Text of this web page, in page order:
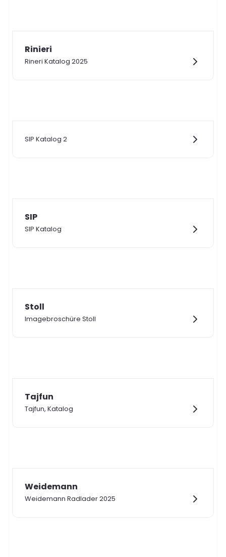
Rinieri
Rineri Katalog 2025
SIP Katalog 2
SIP
SIP Katalog
Stoll
Imagebroschüre Stoll
Tajfun
Tajfun, Katalog
Weidemann
Weidemann Radlader 2025